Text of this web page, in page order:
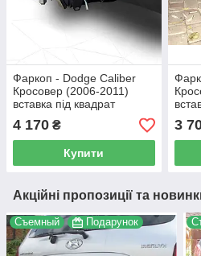
Фаркоп - Dodge Caliber
Кросовер (2006-2011)
вставка під квадрат
4 170 ₴
Купити
3
Акційні пропозиції та
Съемный Подарунок